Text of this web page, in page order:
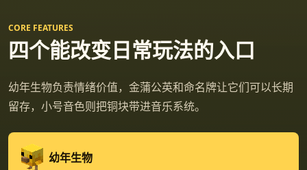
CORE FEATURES
四个能改变日常玩法的入口
幼年生物负责情绪价值，金蒲公英和命名牌让它们可以长期
留存，小号音色则把铜块带进音乐系统。
幼年生物